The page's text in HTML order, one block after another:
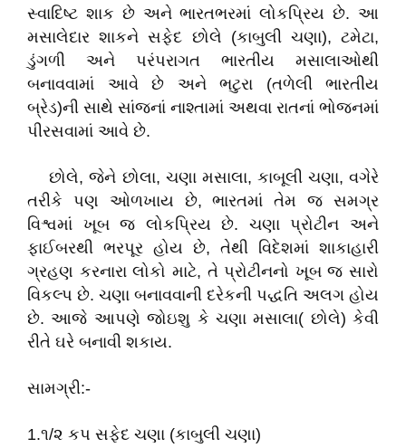
સ્વાદિષ્ટ શાક છે અને ભારતભરમાં લોકપ્રિય છે. આ
મસાલેદાર શાકને સફેદ છોલે (કાબુલી ચણા), ટમેટા,
ડુંગળી અને પરંપરાગત ભારતીય મસાલાઓથી
બનાવવામાં આવે છે અને ભટુરા (તળેલી ભારતીય
બ્રેડ)ની સાથે સાંજનાં નાશ્તામાં અથવા રાતનાં ભોજનમાં
પીરસવામાં આવે છે.
છોલે, જેને છોલા, ચણા મસાલા, કાબૂલી ચણા, વગેરે
તરીકે પણ ઓળખાય છે, ભારતમાં તેમ જ સમગ્ર
વિશ્વમાં ખૂબ જ લોકપ્રિય છે. ચણા પ્રોટીન અને
ફાઈબરથી ભરપૂર હોય છે, તેથી વિદેશમાં શાકાહારી
ગ્રહણ કરનારા લોકો માટે, તે પ્રોટીનનો ખૂબ જ સારો
વિકલ્પ છે. ચણા બનાવવાની દરેકની પદ્ધતિ અલગ હોય
છે. આજે આપણે જોઇશુ કે ચણા મસાલા( છોલે) કેવી
રીતે ઘરે બનાવી શકાય.
સામગ્રી:-
1.૧/૨ કપ સફેદ ચણા (કાબુલી ચણા)